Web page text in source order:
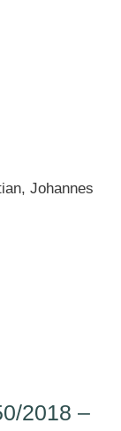
Johannes
2018 –